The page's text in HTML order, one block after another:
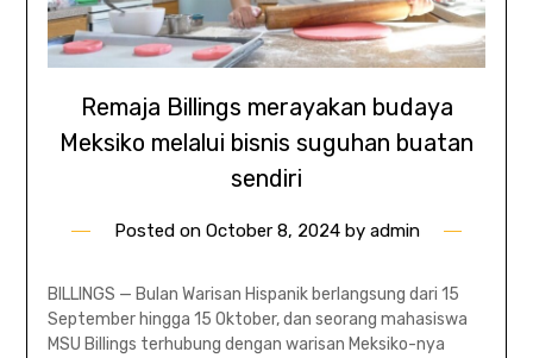
Remaja Billings merayakan budaya
Meksiko melalui bisnis suguhan buatan
sendiri
Posted on October 8, 2024by admin
BILLINGS — Bulan Warisan Hispanik berlangsung dari 15
September hingga 15 Oktober, dan seorang mahasiswa
MSU Billings terhubung dengan warisan Meksiko-nya